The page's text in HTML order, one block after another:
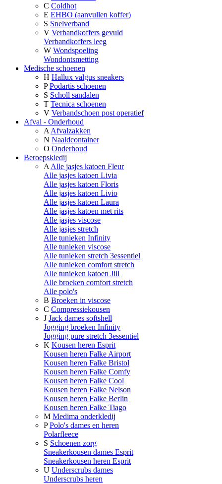
C Coldhot
E EHBO (aanvullen koffer)
S Snelverband
V Verbandkoffers gevuld
Verbandkoffers leeg
W Wondspoeling
Wondontsmetting
Medische schoenen
H Hallux valgus sneakers
P Podartis schoenen
S Scholl sandalen
T Tecnica schoenen
V Verbandschoen post operatief
Afval - Onderhoud
A Afvalzakken
N Naaldcontainer
O Onderhoud
Beroepskledij
A Alle jasjes katoen Fleur
Alle jasjes katoen Livia
Alle jasjes katoen Floris
Alle jasjes katoen Livio
Alle jasjes katoen Laura
Alle jasjes katoen met rits
Alle jasjes viscose
Alle jasjes stretch
Alle tunieken Infinity
Alle tunieken viscose
Alle tunieken stretch 3essentiel
Alle tunieken comfort stretch
Alle tunieken katoen Jill
Alle broeken comfort stretch
Alle polo's
B Broeken in viscose
C Compressiekousen
J Jack dames softshell
Jogging broeken Infinity
Jogging pure stretch 3essentiel
K Kousen heren Esprit
Kousen heren Falke Airport
Kousen heren Falke Bristol
Kousen heren Falke Comfy
Kousen heren Falke Cool
Kousen heren Falke Nelson
Kousen heren Falke Berlin
Kousen heren Falke Tiago
M Medima onderkledij
P Polo's dames en heren
Polarfleece
S Schoenen zorg
Sneakerkousen dames Esprit
Sneakerkousen heren Esprit
U Underscrubs dames
Underscrubs heren